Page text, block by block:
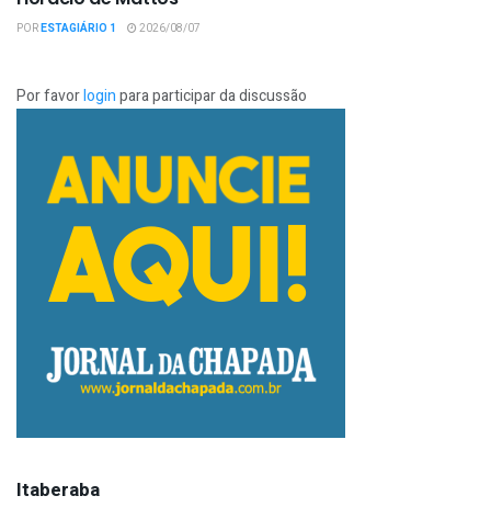
PORESTAGIÁRIO 1 2026/08/07
Por favorloginpara participar da discussão
Itaberaba